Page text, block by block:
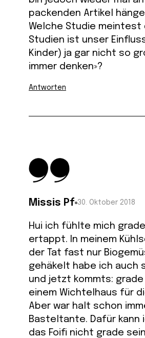
packenden Artikel
Welche Studie meintest
Studien ist unser
Kinder) ja gar nicht so
immer denken»?
Antworten
Missis Pf 30. Oktober 2018
Hui ich fühlte mich
ertappt. In meinem
der Tat fast nur
gehäkelt habe ich auch
und jetzt kommts: grade
einem Wichtelhaus für
Aber war halt schon
Basteltante. Dafür kann
das Foifi nicht grade